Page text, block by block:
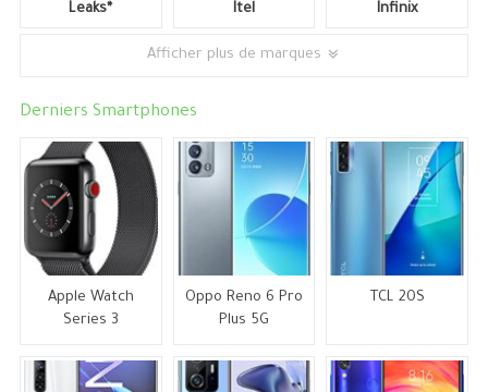
Leaks* Itel Infinix
Afficher plus de marques
Derniers Smartphones
Apple Watch
Series 3
Oppo Reno 6 Pro
Plus 5G
TCL 20S